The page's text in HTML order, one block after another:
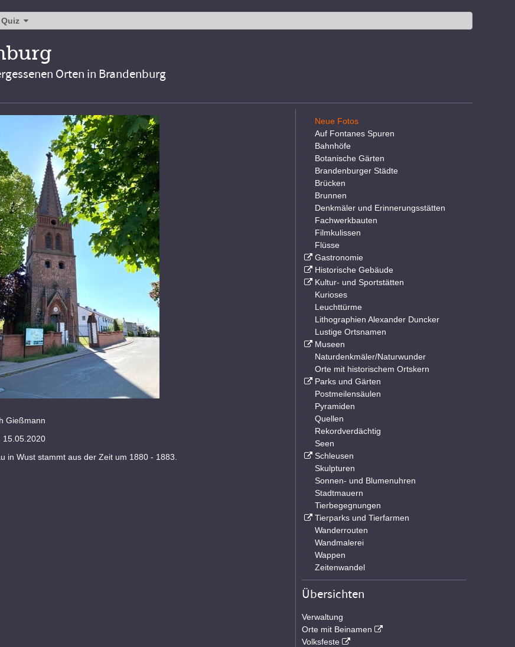
Quiz
Orten in Brandenburg
Gießmann
15.05.2020
in Wust stammt aus der Zeit um 1880 - 1883.
Neue Fotos
Auf Fontanes Spuren
Bahnhöfe
Botanische Gärten
Brandenburger Städte
Brücken
Brunnen
Denkmäler und Erinnerungsstätten
Fachwerkbauten
Filmkulissen
Flüsse
Gastronomie
Historische Gebäude
Kultur- und Sportstätten
Kurioses
Leuchttürme
Lithographien Alexander Duncker
Lustige Ortsnamen
Museen
Naturdenkmäler/Naturwunder
Orte mit historischem Ortskern
Parks und Gärten
Postmeilensäulen
Pyramiden
Quellen
Rekordverdächtig
Seen
Schleusen
Skulpturen
Sonnen- und Blumenuhren
Stadtmauern
Tierbegegnungen
Tierparks und Tierfarmen
Wanderrouten
Wandmalerei
Wappen
Zeitenwandel
Übersichten
Verwaltung
Orte mit Beinamen
Volksfeste